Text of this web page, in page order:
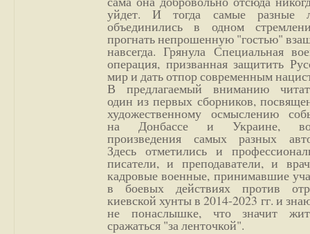
уйдет. И тогда самые разные
объединились в одном
прогнать непрошенную "гостью"
навсегда. Грянула Специальная
операция, призванная защитить
мир и дать отпор современным
В предлагаемый вниманию
один из первых сборников,
художественному осмыслению
на Донбассе и Украине,
произведения самых разных
Здесь отметились и
писатели, и преподаватели, и
кадровые военные, принимавшие
в боевых действиях против
киевской хунты в 2014-2023 гг. и
не понаслышке, что значит
сражаться "за ленточкой".